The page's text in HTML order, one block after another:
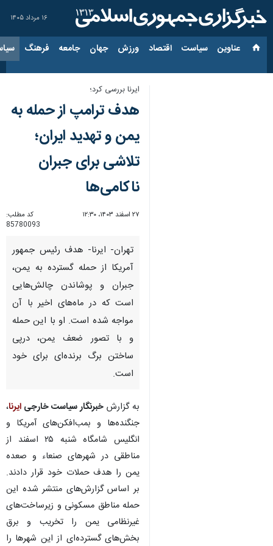
۱۶ مرداد ۱۴۰۵
عناوین‌ سیاست اقتصاد ورزش جهان جامعه فرهنگ
ایرنا بررسی کرد؛
هدف ترامپ از حمله به
یمن و تهدید ایران؛
تلاشی برای جبران
ناکامی‌ها
۲۷ اسفند ۱۴۰۳، ۱۲:۳۰
کد مطلب:
85780093
تهران- ایرنا- هدف رئیس جمهور
آمریکا از حمله گسترده به یمن،
جبران و پوشاندن چالش‌هایی
است که در ماه‌های اخیر با آن
مواجه شده است. او با این حمله
و با تصور ضعف یمن، درپی
ساختن برگ برنده‌ای برای خود
است.
به گزارش خبرنگار سیاست خارجی ایرنا،
جنگنده‌ها و بمب‌افکن‌های آمریکا و
انگلیس شامگاه شنبه ۲۵ اسفند از
مناطقی در شهرهای صنعاء و صعده
یمن را هدف حملات خود قرار دادند.
بر اساس گزارش‌های منتشر شده این
حمله مناطق مسکونی و زیرساخت‌های
غیرنظامی یمن را تخریب و برق
بخش‌های گسترده‌ای از این شهرها را